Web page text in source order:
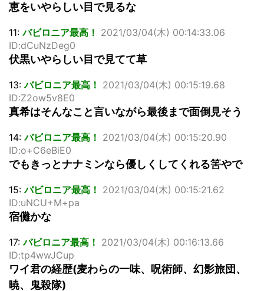
恵をいやらしい目で見るな
11:バビロニア最高！ 2021/03/04(木) 00:14:33.06
ID:dCuNzDeg0
伏黒いやらしい目で見てて草
13:バビロニア最高！ 2021/03/04(木) 00:15:19.68
ID:Z2ow5v8E0
真希はそんなこと言いながら最後まで面倒見そう
14:バビロニア最高！ 2021/03/04(木) 00:15:20.90
ID:o+C6eBiE0
でもきっとナナミンなら優しくしてくれる筈やで
15:バビロニア最高！ 2021/03/04(木) 00:15:21.62
ID:uNCU+M+pa
宿儺かな
17:バビロニア最高！ 2021/03/04(木) 00:16:13.66
ID:tp4wwJCup
ワイ君の経歴(麦わらの一味、呪術師、幻影旅団、
暁、鬼殺隊)